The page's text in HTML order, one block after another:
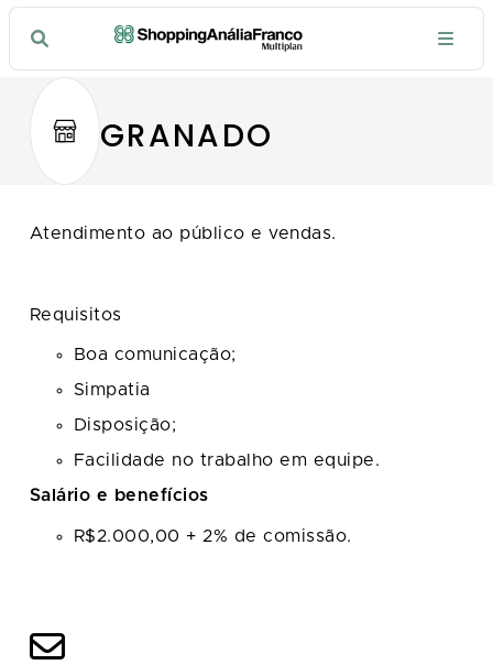
GRANADO
Atendimento ao público e vendas.
Requisitos
Boa comunicação;
Simpatia
Disposição;
Facilidade no trabalho em equipe.
Salário e benefícios
R$2.000,00 + 2% de comissão.